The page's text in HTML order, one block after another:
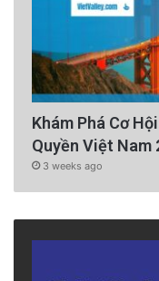
Khám Phá Cơ
Quyền Việt Nam
3 weeks ago